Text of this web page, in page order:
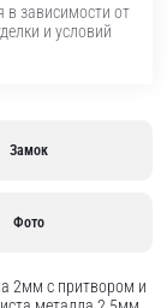
в зависимости от
и условий
Замок
Фото
2мм с притвором и